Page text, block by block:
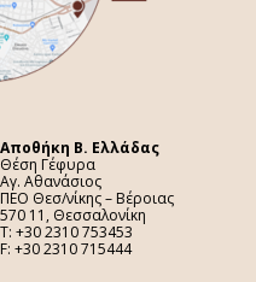
Aποθήκη Β. Ελλάδας
Θέση Γέφυρα
Αγ. Αθανάσιος
ΠΕΟ Θεσ/νίκης – Βέροιας
570 11, Θεσσαλονίκη
Τ: +30 2310 753453
F: +30 2310 715444